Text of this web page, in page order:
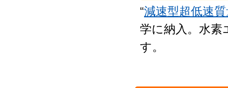
“減速型超低速
学に納入。水素
す。